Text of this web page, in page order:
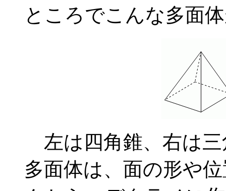
ところでこんな多面
左は四角錐、右は
多面体は、面の形や